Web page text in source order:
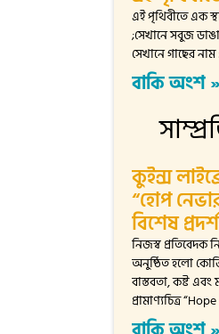
এই পৃথিবীতে এক
;সেখানে সবুজ
সেখানে গাছের
বাকি অংশ »
কুইন্স
“হোপ
বিশেষ
নিজস্ব প্রতিবেদক
অনুষ্ঠিত হলো
বাস্তবতা, কষ্ট এবং
প্রামাণ্যচিত্র “Hope